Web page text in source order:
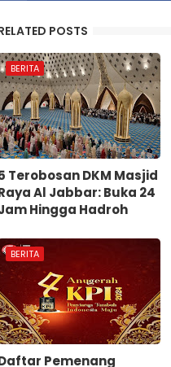
POSTS
BERITA
Terobosan DKM Masjid
Al Jabbar: Buka 24
Hingga Hadroh
BERITA
Pemenang